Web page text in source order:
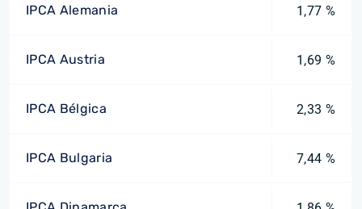
IPCA Alemania 1,77 %
IPCA Austria 1,69 %
IPCA Bélgica 2,33 %
IPCA Bulgaria 7,44 %